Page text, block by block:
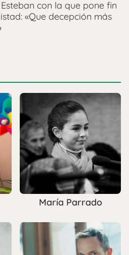
con la que pone fin
«Que decepción más
María Parrado